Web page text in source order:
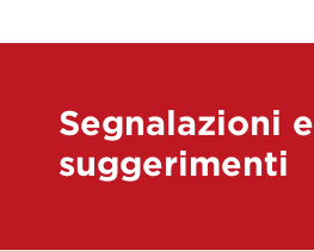
Segnalazioni e
suggerimenti